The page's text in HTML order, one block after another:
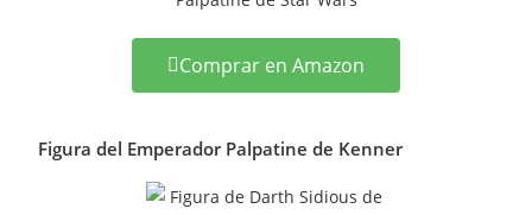
Comprar en Amazon
Figura del Emperador Palpatine de Kenner